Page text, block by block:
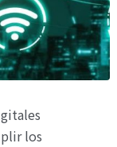
los